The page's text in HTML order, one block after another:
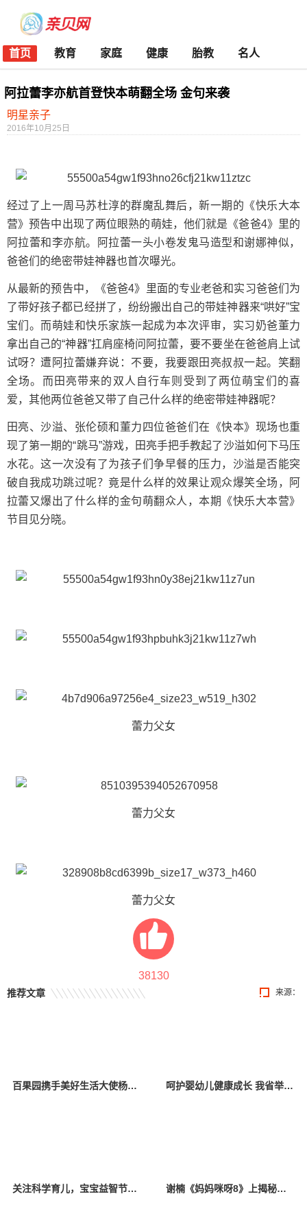
首页 教育 家庭 健康 胎教 名人
阿拉蕾李亦航首登快本萌翻全场 金句来袭
明星亲子
2016年10月25日
经过了上一周马苏杜淳的群魔乱舞后，新一期的《快乐大本
营》预告中出现了两位眼熟的萌娃，他们就是《爸爸4》里的
阿拉蕾和李亦航。阿拉蕾一头小卷发鬼马造型和谢娜神似，
爸爸们的绝密带娃神器也首次曝光。
从最新的预告中，《爸爸4》里面的专业老爸和实习爸爸们为
了带好孩子都已经拼了，纷纷搬出自己的带娃神器来“哄好”宝
宝们。而萌娃和快乐家族一起成为本次评审，实习奶爸董力
拿出自己的“神器”扛肩座椅问阿拉蕾，要不要坐在爸爸肩上试
试呀？遭阿拉蕾嫌弃说：不要，我要跟田亮叔叔一起。笑翻
全场。而田亮带来的双人自行车则受到了两位萌宝们的喜
爱，其他两位爸爸又带了自己什么样的绝密带娃神器呢？
田亮、沙溢、张伦硕和董力四位爸爸们在《快本》现场也重
现了第一期的“跳马”游戏，田亮手把手教起了沙溢如何下马压
水花。这一次没有了为孩子们争早餐的压力，沙溢是否能突
破自我成功跳过呢？竟是什么样的效果让观众爆笑全场，阿
拉蕾又爆出了什么样的金句萌翻众人，本期《快乐大本营》
节目见分晓。
蕾力父女
蕾力父女
蕾力父女
38130
来源：
推荐文章
百果园携手美好生活大使杨幂，关爱中国儿童少年基金会困境儿童 呵护婴幼儿健康成长 我省举办托育服务宣传活动
关注科学育儿，宝宝益智节目《528宝宝智趣欢乐汇》定档 谢楠《妈妈咪呀8》上揭秘吴京育儿必学项目，初代“香妃”唤醒追剧回忆